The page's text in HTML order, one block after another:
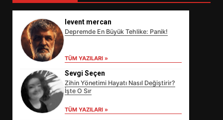
levent mercan
Depremde En Büyük Tehlike: Panik!
TÜM YAZILARI »
Sevgi Seçen
Zihin Yönetimi Hayatı Nasıl Değiştirir?
İşte O Sır
TÜM YAZILARI »